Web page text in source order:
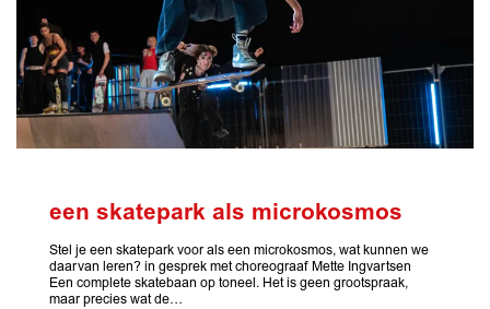
een skatepark als microkosmos
Stel je een skatepark voor als een microkosmos, wat kunnen we
daarvan leren? in gesprek met choreograaf Mette Ingvartsen
Een complete skatebaan op toneel. Het is geen grootspraak,
maar precies wat de…